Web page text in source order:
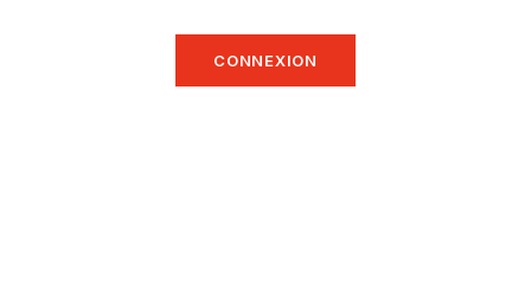
CONNEXION